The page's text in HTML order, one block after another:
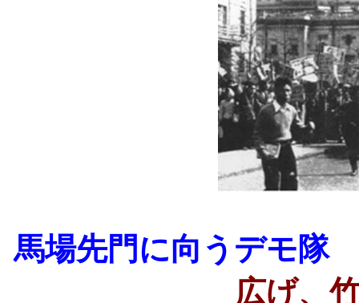
馬場先門に向うデモ隊
広げ、